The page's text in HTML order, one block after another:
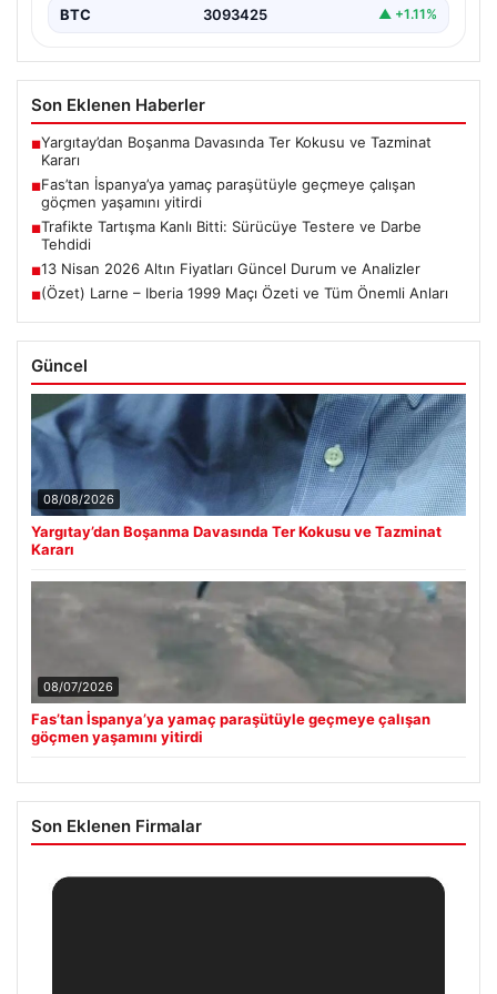
BTC 3093425 ▲ +1.11%
Son Eklenen Haberler
■Yargıtay’dan Boşanma Davasında Ter Kokusu ve Tazminat
Kararı
■Fas’tan İspanya’ya yamaç paraşütüyle geçmeye çalışan
göçmen yaşamını yitirdi
■Trafikte Tartışma Kanlı Bitti: Sürücüye Testere ve Darbe
Tehdidi
■13 Nisan 2026 Altın Fiyatları Güncel Durum ve Analizler
■(Özet) Larne – Iberia 1999 Maçı Özeti ve Tüm Önemli Anları
Güncel
08/08/2026
Yargıtay’dan Boşanma Davasında Ter Kokusu ve Tazminat
Kararı
08/07/2026
Fas’tan İspanya’ya yamaç paraşütüyle geçmeye çalışan
göçmen yaşamını yitirdi
Son Eklenen Firmalar